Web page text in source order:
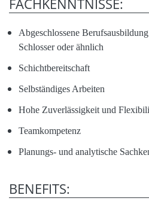
FACHKENNTNISSE:
Abgeschlossene
Schlosser oder ähnlich
Schichtbereitschaft
Selbständiges Arbeiten
Hohe Zuverlässigkeit und
Teamkompetenz
Planungs- und analytische
BENEFITS: